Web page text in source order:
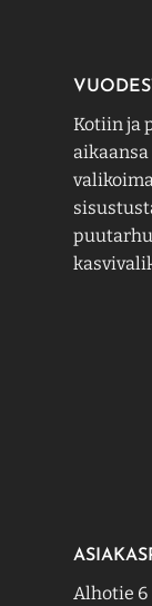
Kotiin ja
aikaansa
Alhotie 6